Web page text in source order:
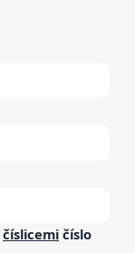
číslicemi číslo